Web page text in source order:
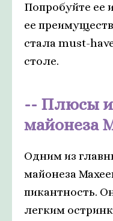
Попробуйте ее
ее
стала must-
столе.
Плюсы
майонеза
Одним из
майонеза
пикантность.
легким